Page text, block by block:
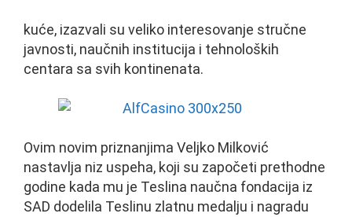
kuće, izazvali su veliko interesovanje stručne
javnosti, naučnih institucija i tehnoloških
centara sa svih kontinenata.
Ovim novim priznanjima Veljko Milković
nastavlja niz uspeha, koji su započeti prethodne
godine kada mu je Teslina naučna fondacija iz
SAD dodelila Teslinu zlatnu medalju i nagradu